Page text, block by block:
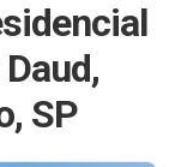
SP